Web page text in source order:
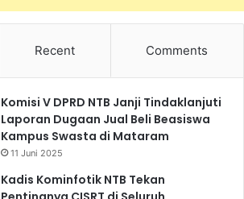
Recent Comments
Komisi V DPRD NTB Janji Tindaklanjuti
Laporan Dugaan Jual Beli Beasiswa
Kampus Swasta di Mataram
11 Juni 2025
Kadis Kominfotik NTB Tekan